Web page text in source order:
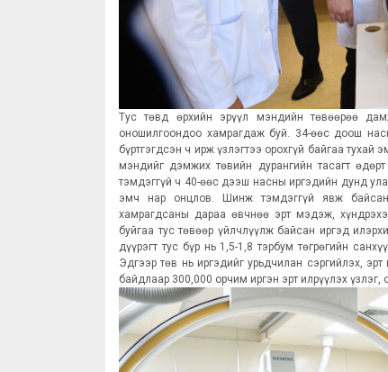
Тус төвд өрхийн эрүүл мэндийн төвөөрөө
оношилгоондоо хамрагдаж буй. 34-өөс доош
бүртгэгдсэн ч ирж үзлэгтээ орохгүй байгаа
мэндийг дэмжих төвийн дурангийн тасагт
тэмдэггүй ч 40-өөс дээш насны иргэдийн дунд
эмч нар онцлов. Шинж тэмдэггүй явж байсан
хамрагдсаны дараа өвчнөө эрт мэдэж,
буйгаа тус төвөөр үйлчлүүлж байсан иргэд
дүүрэгт тус бүр нь 1,5-1,8 тэрбум төгрөгийн
Эдгээр төв нь иргэдийг урьдчилан сэргийлэх,
байдлаар 300,000 орчим иргэн эрт илрүүлэх